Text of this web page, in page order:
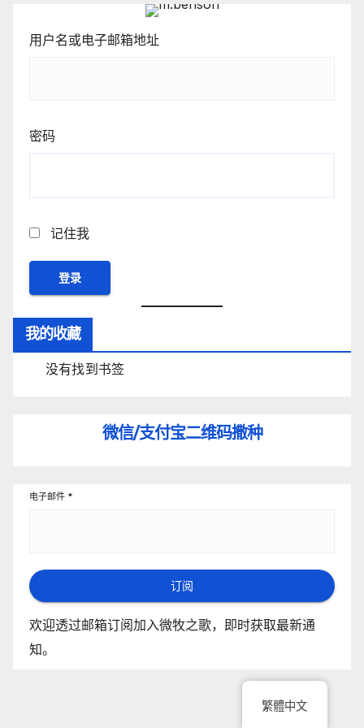
用户名或电子邮箱地址
密码
记住我
我的收藏
没有找到书签
微信/支付宝二维码撒种
电子邮件 *
订阅
欢迎透过邮箱订阅加入微牧之歌，即时获取最新通
知。
繁體中文